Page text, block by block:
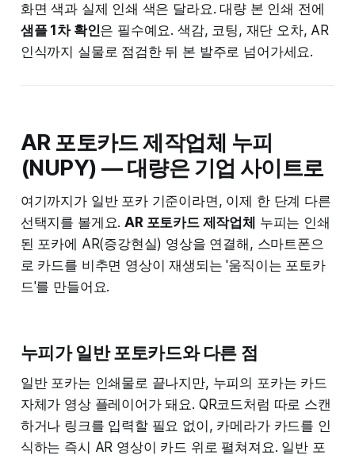
화면 색과 실제 인쇄 색은 달라요. 대량 본 인쇄 전에
샘플 1차 확인은 필수예요. 색감, 코팅, 재단 오차, AR
인식까지 실물로 점검한 뒤 본 발주로 넘어가세요.
AR 포토카드 제작업체 누피
(NUPY) — 대량은 기업 사이트로
여기까지가 일반 포카 기준이라면, 이제 한 단계 다른
선택지를 볼게요.AR 포토카드 제작업체 누피는 인쇄
된 포카에 AR(증강현실) 영상을 연결해, 스마트폰으
로 카드를 비추면 영상이 재생되는 '움직이는 포토카
드'를 만들어요.
누피가 일반 포토카드와 다른 점
일반 포카는 인쇄물로 끝나지만, 누피의 포카는 카드
자체가 영상 플레이어가 돼요. QR코드처럼 따로 스캔
하거나 링크를 입력할 필요 없이, 카메라가 카드를 인
식하는 즉시 AR 영상이 카드 위로 펼쳐져요. 일반 포